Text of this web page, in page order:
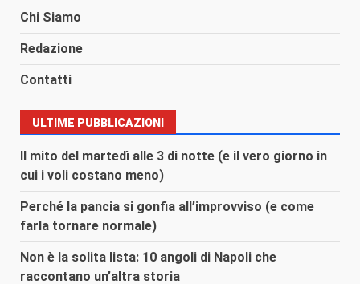
Chi Siamo
Redazione
Contatti
ULTIME PUBBLICAZIONI
Il mito del martedì alle 3 di notte (e il vero giorno in
cui i voli costano meno)
Perché la pancia si gonfia all’improvviso (e come
farla tornare normale)
Non è la solita lista: 10 angoli di Napoli che
raccontano un’altra storia